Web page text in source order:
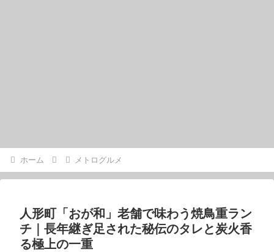
ホーム メトログルメ
人形町「おが和」老舗で味わう焼鳥重ラン
チ｜長年継ぎ足された秘伝のタレと炭火香
る極上の一重